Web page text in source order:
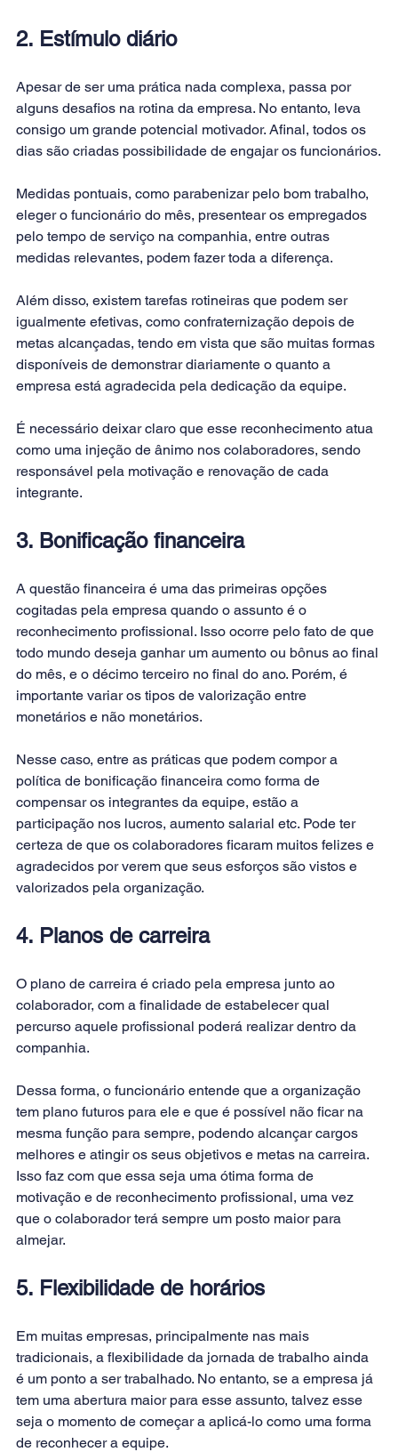
2. Estímulo diário
Apesar de ser uma prática nada complexa, passa por
alguns desafios na rotina da empresa. No entanto, leva
consigo um grande potencial motivador. Afinal, todos os
dias são criadas possibilidade de engajar os funcionários.
Medidas pontuais, como parabenizar pelo bom trabalho,
eleger o funcionário do mês, presentear os empregados
pelo tempo de serviço na companhia, entre outras
medidas relevantes, podem fazer toda a diferença.
Além disso, existem tarefas rotineiras que podem ser
igualmente efetivas, como confraternização depois de
metas alcançadas, tendo em vista que são muitas formas
disponíveis de demonstrar diariamente o quanto a
empresa está agradecida pela dedicação da equipe.
É necessário deixar claro que esse reconhecimento atua
como uma injeção de ânimo nos colaboradores, sendo
responsável pela motivação e renovação de cada
integrante.
3. Bonificação financeira
A questão financeira é uma das primeiras opções
cogitadas pela empresa quando o assunto é o
reconhecimento profissional. Isso ocorre pelo fato de que
todo mundo deseja ganhar um aumento ou bônus ao final
do mês, e o décimo terceiro no final do ano. Porém, é
importante variar os tipos de valorização entre
monetários e não monetários.
Nesse caso, entre as práticas que podem compor a
política de bonificação financeira como forma de
compensar os integrantes da equipe, estão a
participação nos lucros, aumento salarial etc. Pode ter
certeza de que os colaboradores ficaram muitos felizes e
agradecidos por verem que seus esforços são vistos e
valorizados pela organização.
4. Planos de carreira
O plano de carreira é criado pela empresa junto ao
colaborador, com a finalidade de estabelecer qual
percurso aquele profissional poderá realizar dentro da
companhia.
Dessa forma, o funcionário entende que a organização
tem plano futuros para ele e que é possível não ficar na
mesma função para sempre, podendo alcançar cargos
melhores e atingir os seus objetivos e metas na carreira.
Isso faz com que essa seja uma ótima forma de
motivação e de reconhecimento profissional, uma vez
que o colaborador terá sempre um posto maior para
almejar.
5. Flexibilidade de horários
Em muitas empresas, principalmente nas mais
tradicionais, a flexibilidade da jornada de trabalho ainda
é um ponto a ser trabalhado. No entanto, se a empresa já
tem uma abertura maior para esse assunto, talvez esse
seja o momento de começar a aplicá-lo como uma forma
de reconhecer a equipe.